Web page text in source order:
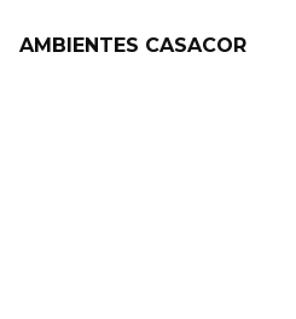
AMBIENTES CASACOR